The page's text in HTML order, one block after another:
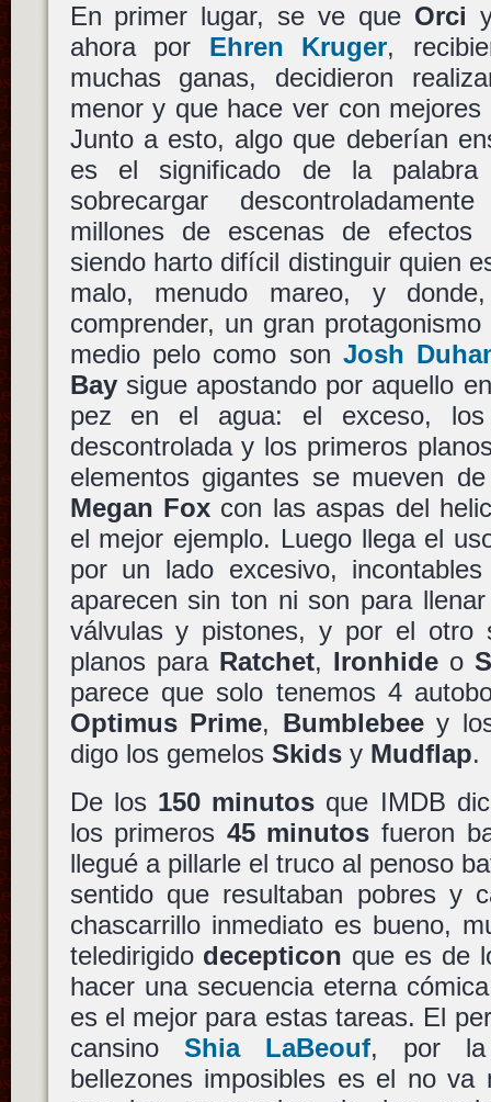
En primer lugar, se ve que Orci
ahora por Ehren Kruger,
muchas ganas, decidieron
menor y que hace ver con
Junto a esto, algo que deberían
es el significado de la
sobrecargar
millones de escenas de efectos
siendo harto difícil distinguir quien
malo, menudo mareo, y
comprender, un gran
medio pelo como sonJosh
Baysigue apostando por aquello
pez en el agua: el exceso, los
descontrolada y los primeros
elementos gigantes se mueven
Megan Foxcon las aspas del
el mejor ejemplo. Luego llega el
por un lado excesivo,
aparecen sin ton ni son para
válvulas y pistones, y por el otro
planos para Ratchet, Ironhideo
parece que solo tenemos 4
Optimus Prime, Bumblebeey
digo los gemelos Skidsy Mudflap.
De los 150 minutos que IMDB
los primeros 45 minutos fueron
llegué a pillarle el truco al penoso
sentido que resultaban pobres y
chascarrillo inmediato es bueno,
teledirigido decepticon que es de
hacer una secuencia eterna
es el mejor para estas tareas. El
cansino Shia LaBeouf, por la
bellezones imposibles es el no va